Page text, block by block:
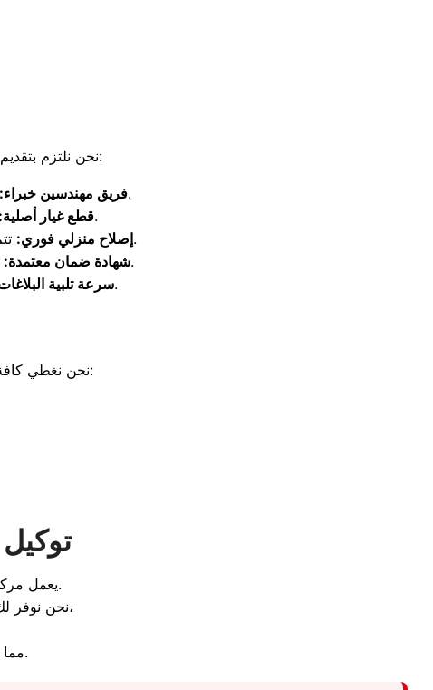
نحن نلتزم بتقديم تجربة صيانة احترافية ومريحة تضمن استعادة كفاءة ثلاجتك كاملة. إليك ما يميزنا:
فريق مهندسين خبراء:طاقم عمل مدرب على التعامل مع أعطال شارب الحديثة والقديمة بدقة.
قطع غيار أصلية:نلتزم بتركيب المكونات الأصلية لضمان عمر تشغيلي طويل للثلاجة.
إصلاح منزلي فوري:تتم كافة أعمال الصيانة داخل منزلك دون الحاجة لنقل الجهاز ومخاطر النقل.
شهادة ضمان معتمدة:ستحصل على ضمان مكتوب يشمل قطع الغيار المستبدلة وعملية التصليح.
سرعة تلبيةنصلك خلال 24 ساعة من تسجيل الشكوى لحماية أطعمتك من التلف.
نحن نغطي كافة أرجاء وشوارع ومراكز مدينة الزقازيق لضمان وصول الدعم الفني إليك سريعاً:
يعمل.
نحن نوفر لك الدعم الفني المباشر لحل أعطال عدم التبريد، وتوقف الفريزر عن التجميد،
مما يضمن لك عودة الثلاجة لحالة الفبريقة وبأعلى كفاءة تشغيلية ممكنة.